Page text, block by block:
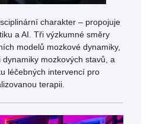
charakter – propojuje
a AI. Tři výzkumné směry
modelů mozkové dynamiky,
mozkových stavů, a
léčebných intervencí pro
terapii.